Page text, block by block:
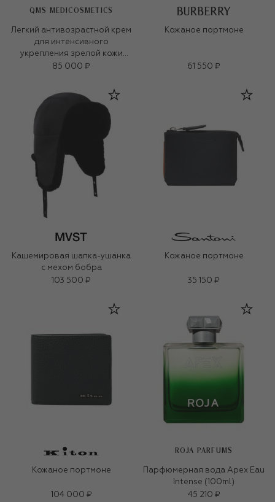
QMS MEDICOSMETICS
Легкий антивозрастной крем
для интенсивного
укрепления зрелой кожи
«3D-коллаген» (50ml)
85 000 ₽
Кожаное портмоне
61 550 ₽
Кашемировая шапка-ушанка
с мехом бобра
103 500 ₽
Кожаное портмоне
35 150 ₽
Кожаное портмоне
104 000 ₽
ROJA PARFUMS
Парфюмерная вода Apex Eau
Intense (100ml)
45 210 ₽